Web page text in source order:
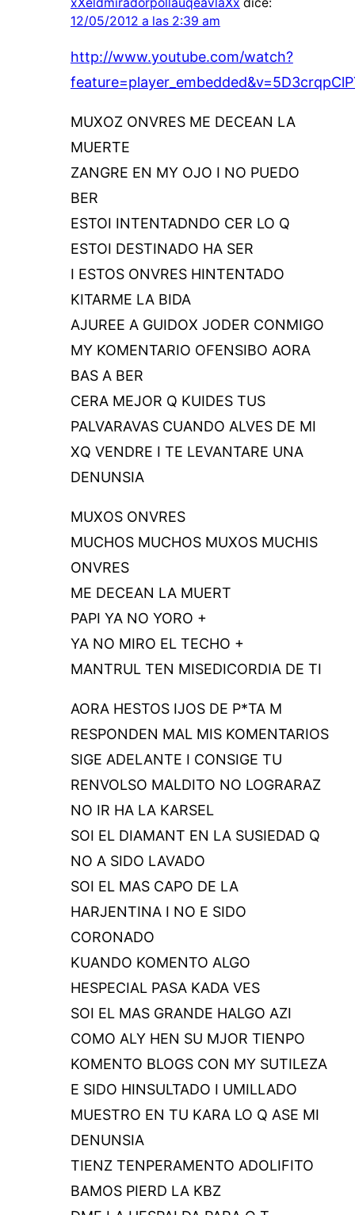
12/05/2012 a las 2:39 am
http://www.youtube.com/watch?
MUXOZ ONVRES ME DECEAN LA
MUERTE
ZANGRE EN MY OJO I NO PUEDO
BER
ESTOI INTENTADNDO CER LO Q
ESTOI DESTINADO HA SER
I ESTOS ONVRES HINTENTADO
KITARME LA BIDA
AJUREE A GUIDOX JODER CONMIGO
MY KOMENTARIO OFENSIBO AORA
BAS A BER
CERA MEJOR Q KUIDES TUS
PALVARAVAS CUANDO ALVES DE MI
XQ VENDRE I TE LEVANTARE UNA
DENUNSIA
MUXOS ONVRES
MUCHOS MUCHOS MUXOS MUCHIS
ONVRES
ME DECEAN LA MUERT
PAPI YA NO YORO +
YA NO MIRO EL TECHO +
MANTRUL TEN MISEDICORDIA DE TI
AORA HESTOS IJOS DE P*TA M
RESPONDEN MAL MIS KOMENTARIOS
SIGE ADELANTE I CONSIGE TU
RENVOLSO MALDITO NO LOGRARAZ
NO IR HA LA KARSEL
SOI EL DIAMANT EN LA SUSIEDAD Q
NO A SIDO LAVADO
SOI EL MAS CAPO DE LA
HARJENTINA I NO E SIDO
CORONADO
KUANDO KOMENTO ALGO
HESPECIAL PASA KADA VES
SOI EL MAS GRANDE HALGO AZI
COMO ALY HEN SU MJOR TIENPO
KOMENTO BLOGS CON MY SUTILEZA
E SIDO HINSULTADO I UMILLADO
MUESTRO EN TU KARA LO Q ASE MI
DENUNSIA
TIENZ TENPERAMENTO ADOLIFITO
BAMOS PIERD LA KBZ